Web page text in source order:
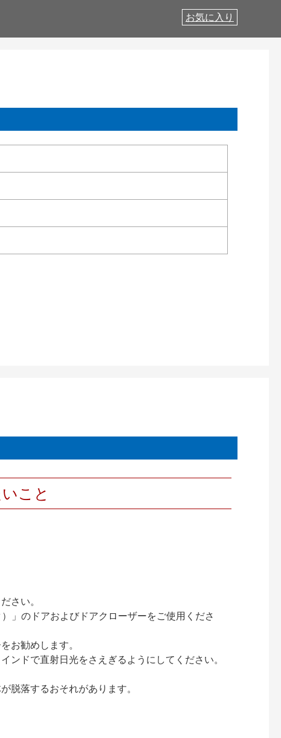
お気に入り
こと
さい。
」のドアおよびドアクローザーをご使用くださ
お勧めします。
ドで直射日光をさえぎるようにしてください。
脱落するおそれがあります。